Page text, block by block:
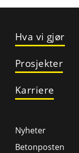
Hva vi gjør
Prosjekter
Karriere
Nyheter
Betonposten